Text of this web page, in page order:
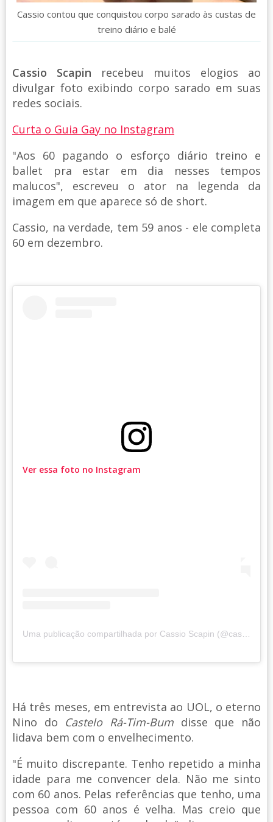
Cassio contou que conquistou corpo sarado às custas de
treino diário e balé
Cassio Scapin recebeu muitos elogios ao
divulgar foto exibindo corpo sarado em suas
redes sociais.
Curta o Guia Gay no Instagram
"Aos 60 pagando o esforço diário treino e
ballet pra estar em dia nesses tempos
malucos", escreveu o ator na legenda da
imagem em que aparece só de short.
Cassio, na verdade, tem 59 anos - ele completa
60 em dezembro.
Ver essa foto no Instagram
Há três meses, em entrevista ao UOL, o eterno
Nino do Castelo Rá-Tim-Bum disse que não
lidava bem com o envelhecimento.
"É muito discrepante. Tenho repetido a minha
idade para me convencer dela. Não me sinto
com 60 anos. Pelas referências que tenho, uma
pessoa com 60 anos é velha. Mas creio que